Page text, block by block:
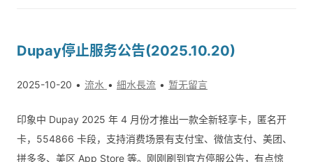
Dupay停止服务公告(2025.10.20)
2025-10-20 流水 細水長流 暂无留言
印象中 Dupay 2025 年 4 月份才推出一款全新轻享卡，匿名开
卡，554866 卡段，支持消费场景有支付宝、微信支付、美团、
拼多多、美区 App Store 等。刚刚刷到官方停服公告，有点惊